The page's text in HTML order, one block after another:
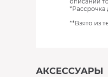
*Рассрочка
**Взято из
АКСЕССУАРЫ